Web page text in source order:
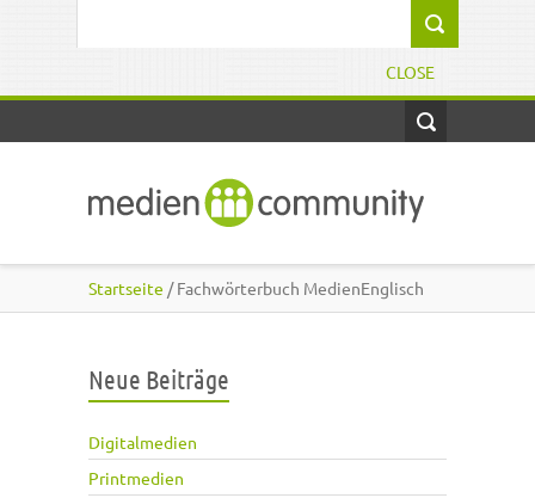
CLOSE
Startseite / Fachwörterbuch MedienEnglisch
Neue Beiträge
Digitalmedien
Printmedien